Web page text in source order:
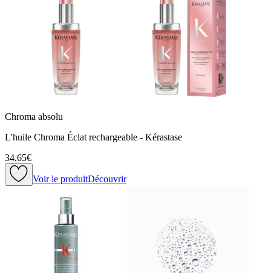
Chroma absolu
L'huile Chroma Éclat rechargeable - Kérastase
34,65€
Voir le produitDécouvrir